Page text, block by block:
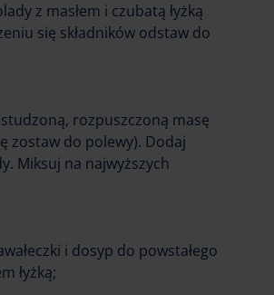
z masłem i czubatą łyżką
się składników odstaw do
rozpuszczoną masę
zostaw do polewy). Dodaj
Miksuj na najwyższych
i dosyp do powstałego
łyżką;